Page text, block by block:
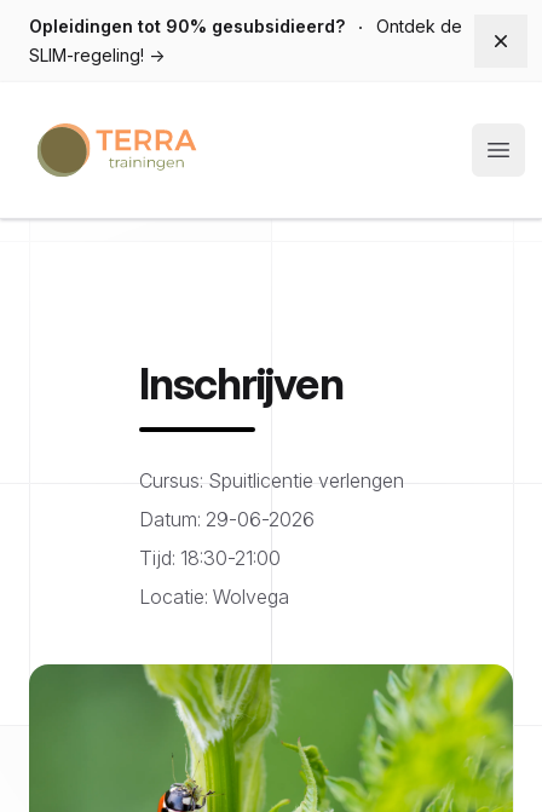
Opleidingen tot 90% gesubsidieerd?
Ontdek de
SLIM-regeling! →
Terra trainingen
Inschrijven
Cursus: Spuitlicentie verlengen
Datum: 29-06-2026
Tijd: 18:30-21:00
Locatie: Wolvega